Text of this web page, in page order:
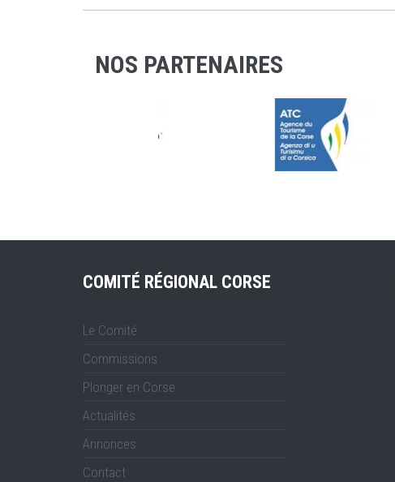
NOS PARTENAIRES
COMITÉ RÉGIONAL CORSE
Le Comité
Commissions
Plonger en Corse
Actualités
Annonces
Contact